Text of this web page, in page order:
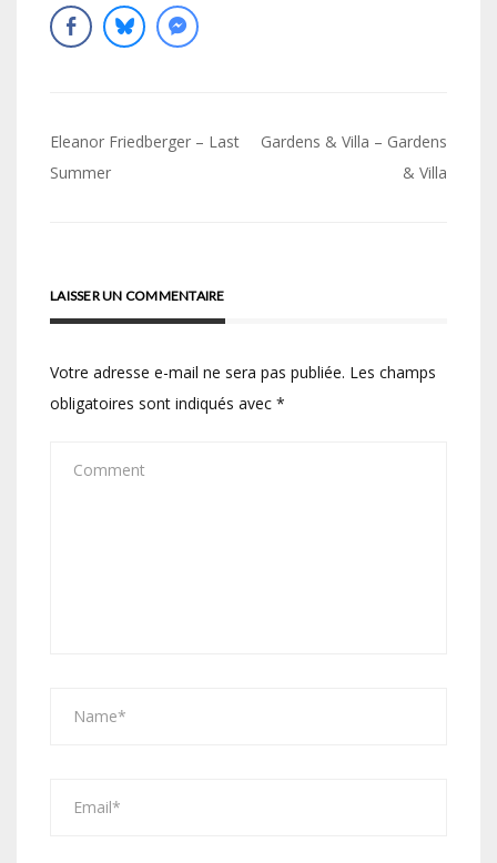
Navigation
de
Eleanor Friedberger – Last
Summer
Gardens & Villa – Gardens
& Villa
LAISSER UN COMMENTAIRE
Votre adresse e-mail ne sera pas publiée. Les champs
obligatoires sont indiqués avec *